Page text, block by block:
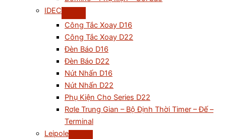
IDEC
Công Tắc Xoay D16
Công Tắc Xoay D22
Đèn Báo D16
Đèn Báo D22
Nút Nhấn D16
Nút Nhấn D22
Phụ Kiện Cho Series D22
Rơle Trung Gian – Bộ Định Thời Timer – Đế –
Terminal
Leipole